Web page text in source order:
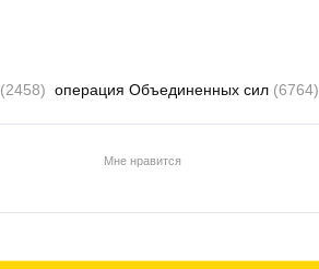
(2458) операция Объединенных сил (6764)
Мне нравится